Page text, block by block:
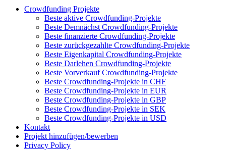
Crowdfunding Projekte
Beste aktive Crowdfunding-Projekte
Beste Demnächst Crowdfunding-Projekte
Beste finanzierte Crowdfunding-Projekte
Beste zurückgezahlte Crowdfunding-Projekte
Beste Eigenkapital Crowdfunding-Projekte
Beste Darlehen Crowdfunding-Projekte
Beste Vorverkauf Crowdfunding-Projekte
Beste Crowdfunding-Projekte in CHF
Beste Crowdfunding-Projekte in EUR
Beste Crowdfunding-Projekte in GBP
Beste Crowdfunding-Projekte in SEK
Beste Crowdfunding-Projekte in USD
Kontakt
Projekt hinzufügen/bewerben
Privacy Policy